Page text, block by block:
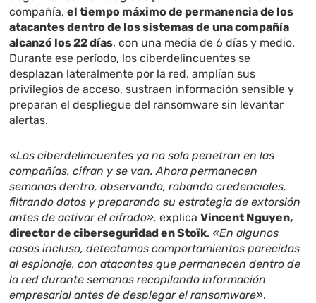
compañía,el tiempo máximo de permanencia de los
atacantes dentro de los sistemas de una compañía
alcanzó los 22 días, con una media de 6 días y medio.
Durante ese período, los ciberdelincuentes se
desplazan lateralmente por la red, amplían sus
privilegios de acceso, sustraen información sensible y
preparan el despliegue del ransomware sin levantar
alertas.
«Los ciberdelincuentes ya no solo penetran en las
compañías, cifran y se van. Ahora permanecen
semanas dentro, observando, robando credenciales,
filtrando datos y preparando su estrategia de extorsión
antes de activar el cifrado», explicaVincent Nguyen,
director de ciberseguridad en Stoïk. «En algunos
casos incluso, detectamos comportamientos parecidos
al espionaje, con atacantes que permanecen dentro de
la red durante semanas recopilando información
empresarial antes de desplegar el ransomware».